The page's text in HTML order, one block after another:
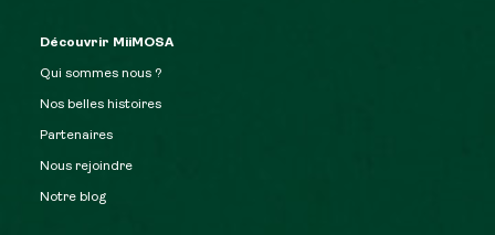
Découvrir MiiMOSA
Qui sommes nous ?
Nos belles histoires
Partenaires
Nous rejoindre
Notre blog